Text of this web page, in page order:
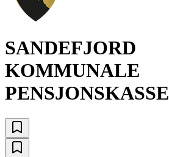
SANDEFJORD
KOMMUNALE
PENSJONSKASSE